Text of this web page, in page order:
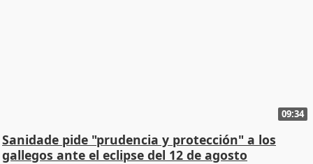
09:34
Sanidade pide "prudencia y protección" a los
gallegos ante el eclipse del 12 de agosto